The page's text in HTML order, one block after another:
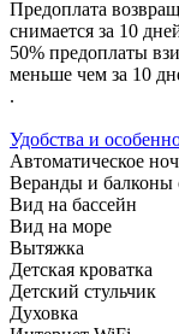
Предоплата
снимается за 10
50% предоплаты
меньше чем за 10
.
Удобства и
Автоматическое
Веранды и балконы
Вид на бассейн
Вид на море
Вытяжка
Детская кроватка
Детский стульчик
Духовка